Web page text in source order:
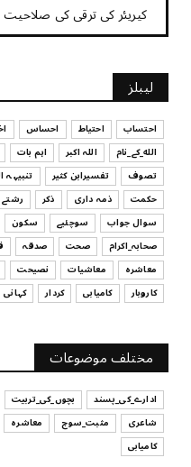
کیریئر کی ترقی کی صلاحیت
July 29, 2026
UNCATEGORIZED
کیا آپ اپنے باس کو مؤثر
July 29, 2026
UNCATEGORIZED
اس وقت آپ کا موڈ کیسا
July 29, 2026
UNCATEGORIZED
قرض لینے اور دینے میں
July 29, 2026
آپ کا فیصلہ کرنے کا انداز
July 29, 2026
لیبلز
احتساب احتیاط احساس
الله_کے_نام
اللہ اکبر اہم بات
تصوف
تفسیرابن کثیر تنبیہہ
حکمت
ذمہ داری ذکر رشتے
سوال جواب
سوچئیے سکون
صحابہ_اکرام
صحت صدقہ
معاشرہ
معاشیات نصیحت
کاروبار
کامیابی کردار کہانی
مختلف موضوعات
ادارے_کی_پسند بچوں_کی_تربیت
شاعری
مثبت_سوچ معاشرہ
کامیابی